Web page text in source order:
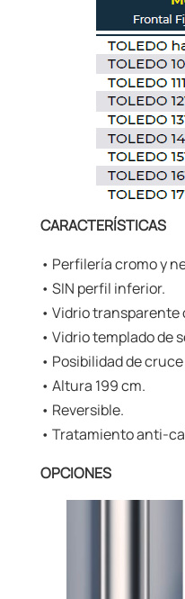
CARACTERÍSTICAS
• Perfilería cromo y
• SIN perfil inferior.
• Vidrio transparente
• Vidrio templado de
• Posibilidad de
• Altura 199 cm.
• Reversible.
• Tratamiento anti-
OPCIONES